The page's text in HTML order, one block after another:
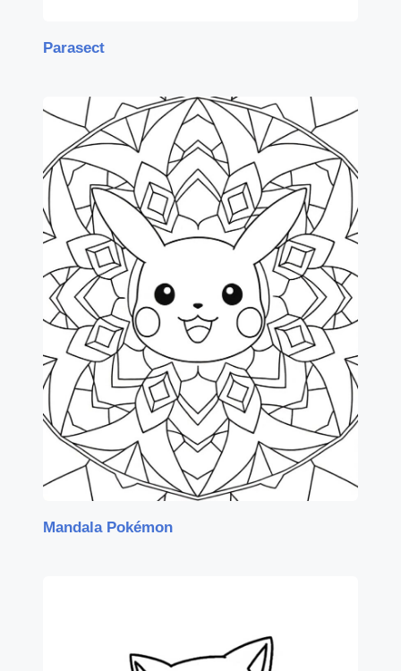
Parasect
Mandala Pokémon